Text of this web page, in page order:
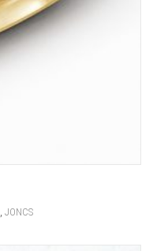
JONCS